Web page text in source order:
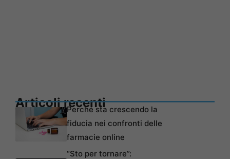
Articoli recentiPerché sta crescendo la
fiducia nei confronti delle
farmacie online
“Sto per tornare”: